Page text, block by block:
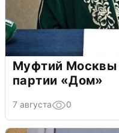
Муфтий Москвы
партии «Дом»
7 августа 0